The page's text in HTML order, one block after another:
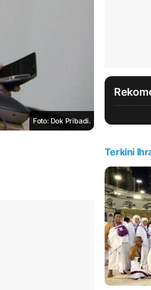
Foto: Dok Pribadi.
Terkini